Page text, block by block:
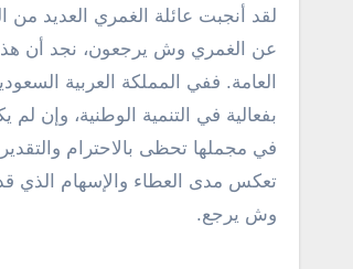
لقد أنجبت عائلة الغمري العديد
عن الغمري وش يرجعون، نجد أن هذه
العامة. ففي المملكة العربية
بفعالية في التنمية الوطنية، وإن
في مجملها تحظى بالاحترام
تعكس مدى العطاء والإسهام الذي
وش يرجع.